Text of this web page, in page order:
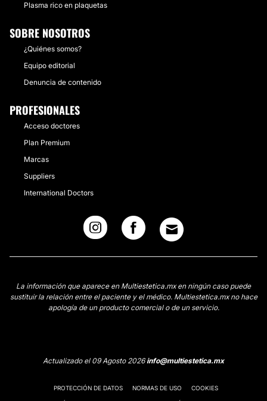
Plasma rico en plaquetas
SOBRE NOSOTROS
¿Quiénes somos?
Equipo editorial
Denuncia de contenido
PROFESIONALES
Acceso doctores
Plan Premium
Marcas
Suppliers
International Doctors
La información que aparece en Multiestetica.mx en ningún caso puede
sustituir la relación entre el paciente y el médico. Multiestetica.mx no hace
apología de un producto comercial o de un servicio.
Actualizado el 09 Agosto 2026info@multiestetica.mx
PROTECCIÓN DE DATOS NORMAS DE USO COOKIES